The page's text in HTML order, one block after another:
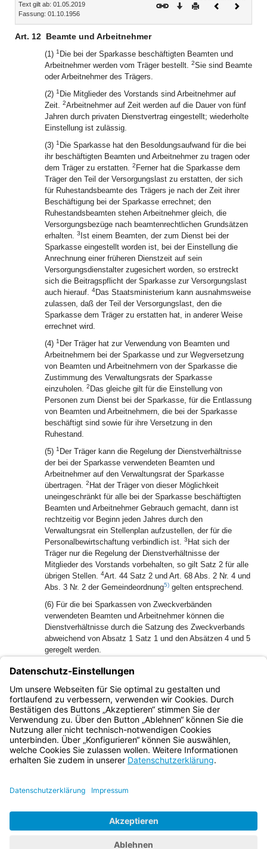
Text gilt ab: 01.05.2019
Fassung: 01.10.1956
Download
DruckenVorheriges
Art. 12 Beamte und Arbeitnehmer
(1) 1 Die bei der Sparkasse beschäftigten Beamten und
Arbeitnehmer werden vom Träger bestellt. 2Sie sind Beamte
oder Arbeitnehmer des Trägers.
(2) 1 Die Mitglieder des Vorstands sind Arbeitnehmer auf
Zeit. 2Arbeitnehmer auf Zeit werden auf die Dauer von fünf
Jahren durch privaten Dienstvertrag eingestellt; wiederholte
Einstellung ist zulässig.
(3) 1 Die Sparkasse hat den Besoldungsaufwand für die bei
ihr beschäftigten Beamten und Arbeitnehmer zu tragen oder
dem Träger zu erstatten. 2 Ferner hat die Sparkasse dem
Träger den Teil der Versorgungslast zu erstatten, der sich
für Ruhestandsbeamte des Trägers je nach der Zeit ihrer
Beschäftigung bei der Sparkasse errechnet; den
Ruhestandsbeamten stehen Arbeitnehmer gleich, die
Versorgungsbezüge nach beamtenrechtlichen Grundsätzen
erhalten. 3 Ist einem Beamten, der zum Dienst bei der
Sparkasse eingestellt worden ist, bei der Einstellung die
Anrechnung einer früheren Dienstzeit auf sein
Versorgungsdienstalter zugesichert worden, so erstreckt
sich die Beitragspflicht der Sparkasse zur Versorgungslast
auch hierauf. 4Das Staatsministerium kann ausnahmsweise
zulassen, daß der Teil der Versorgungslast, den die
Sparkasse dem Träger zu erstatten hat, in anderer Weise
errechnet wird.
(4) 1 Der Träger hat zur Verwendung von Beamten und
Arbeitnehmern bei der Sparkasse und zur Wegversetzung
von Beamten und Arbeitnehmern von der Sparkasse die
Zustimmung des Verwaltungsrats der Sparkasse
einzuholen. 2 Das gleiche gilt für die Einstellung von
Personen zum Dienst bei der Sparkasse, für die Entlassung
von Beamten und Arbeitnehmern, die bei der Sparkasse
beschäftigt sind sowie für ihre Versetzung in den
Ruhestand.
(5) 1 Der Träger kann die Regelung der Dienstverhältnisse
der bei der Sparkasse verwendeten Beamten und
Arbeitnehmer auf den Verwaltungsrat der Sparkasse
übertragen. 2 Hat der Träger von dieser Möglichkeit
uneingeschränkt für alle bei der Sparkasse beschäftigten
Beamten und Arbeitnehmer Gebrauch gemacht, dann ist
rechtzeitig vor Beginn jeden Jahres durch den
Verwaltungsrat ein Stellenplan aufzustellen, der für die
Personalbewirtschaftung verbindlich ist. 3 Hat sich der
Träger nur die Regelung der Dienstverhältnisse der
Mitglieder des Vorstands vorbehalten, so gilt Satz 2 für alle
übrigen Stellen. 4Art. 44 Satz 2 und Art. 68 Abs. 2 Nr. 4 und
Abs. 3 Nr. 2 der Gemeindeordnung5) gelten entsprechend.
(6) Für die bei Sparkassen von Zweckverbänden
verwendeten Beamten und Arbeitnehmer können die
Dienstverhältnisse durch die Satzung des Zweckverbands
abweichend von Absatz 1 Satz 1 und den Absätzen 4 und 5
geregelt werden.
(7) Für die bei der Sparkasse verwendeten Beamten und
Arbeitnehmer gilt Art. 9 Abs. 1 entsprechend.
5) [Amtl. Anm.:]BayRS 2020-1-1-I
Bayern.de
BayernPortal
Impressum